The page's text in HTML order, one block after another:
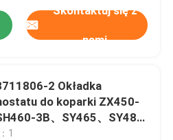
Skontaktuj się z
nami
2 Okładka
do koparki ZX450-
3B、SY465、SY485
6WG1、6UZ1、6WF1、
1